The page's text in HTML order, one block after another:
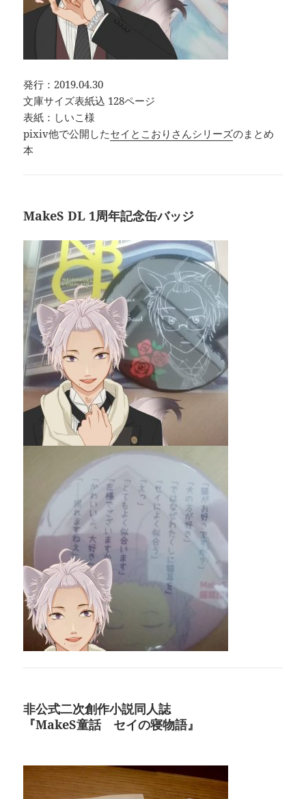
発行：2019.04.30
文庫サイズ表紙込 128ページ
表紙：しいこ様
pixiv他で公開したセイとこおりさんシリーズのまとめ
本
MakeS DL 1周年記念缶バッジ
非公式二次創作小説同人誌
『MakeS童話 セイの寝物語』